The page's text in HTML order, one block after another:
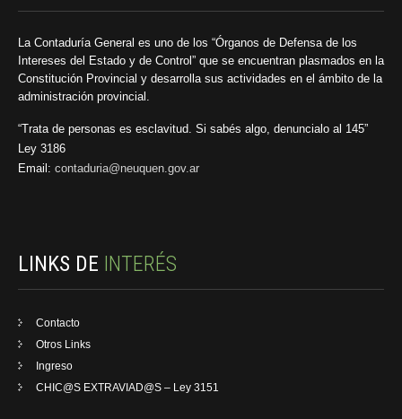
La Contaduría General es uno de los “Órganos de Defensa de los
Intereses del Estado y de Control” que se encuentran plasmados en la
Constitución Provincial y desarrolla sus actividades en el ámbito de la
administración provincial.
“Trata de personas es esclavitud. Si sabés algo, denuncialo al 145”
Ley 3186
Email: contaduria@neuquen.gov.ar
LINKS DE INTERÉS
Contacto
Otros Links
Ingreso
CHIC@S EXTRAVIAD@S – Ley 3151